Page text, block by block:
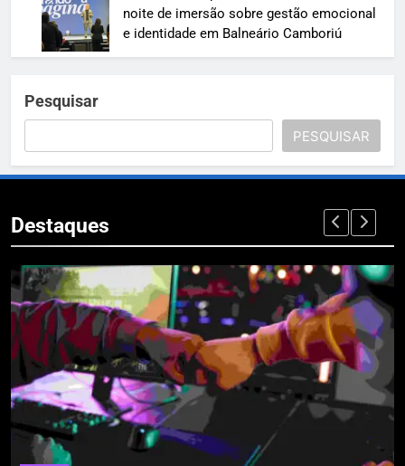
noite de imersão sobre gestão emocional
e identidade em Balneário Camboriú
Pesquisar
PESQUISAR
Destaques